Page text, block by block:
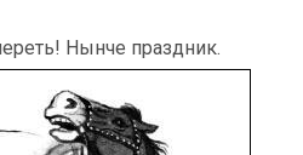
Нынче праздник.